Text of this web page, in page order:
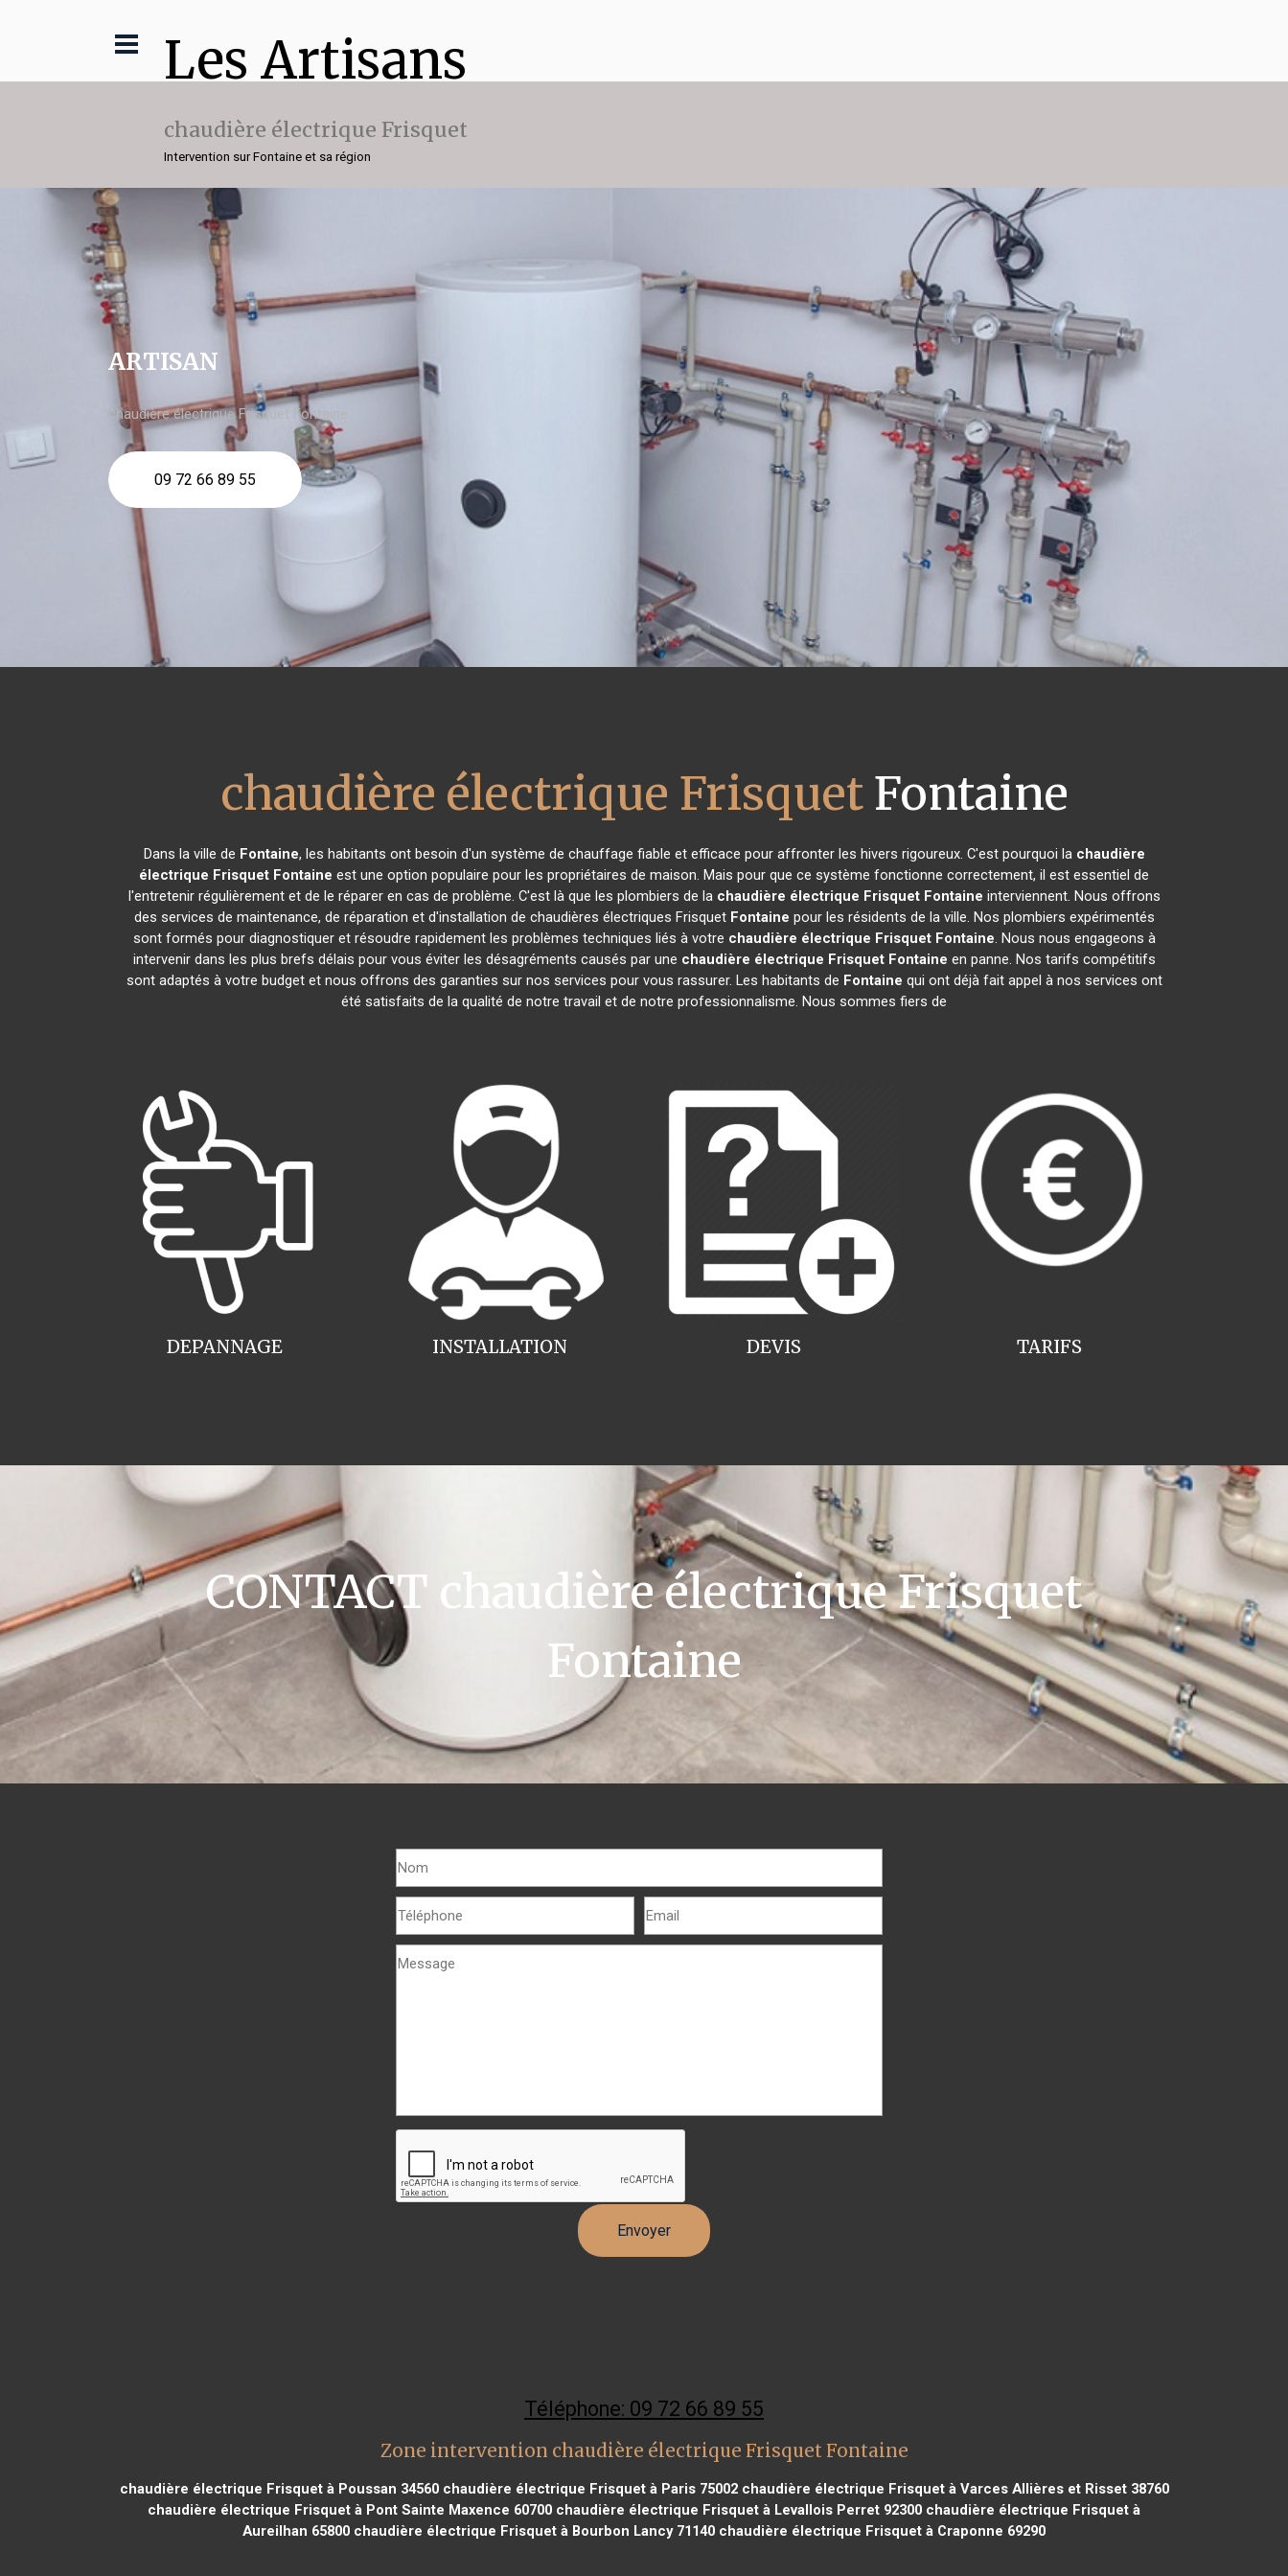
Les Artisans
chaudière électrique Frisquet
Intervention sur Fontaine et sa région
ARTISAN
chaudière électrique Frisquet Fontaine
09 72 66 89 55
chaudière électrique FrisquetFontaine
Dans la ville de Fontaine, les habitants ont besoin d'un système de chauffage fiable et efficace pour affronter les hivers rigoureux. C'est pourquoi la chaudière
électrique Frisquet Fontaine est une option populaire pour les propriétaires de maison. Mais pour que ce système fonctionne correctement, il est essentiel de
l'entretenir régulièrement et de le réparer en cas de problème. C'est là que les plombiers de la chaudière électrique Frisquet Fontaine interviennent. Nous offrons
des services de maintenance, de réparation et d'installation de chaudières électriques Frisquet Fontaine pour les résidents de la ville. Nos plombiers expérimentés
sont formés pour diagnostiquer et résoudre rapidement les problèmes techniques liés à votre chaudière électrique Frisquet Fontaine. Nous nous engageons à
intervenir dans les plus brefs délais pour vous éviter les désagréments causés par une chaudière électrique Frisquet Fontaine en panne. Nos tarifs compétitifs
sont adaptés à votre budget et nous offrons des garanties sur nos services pour vous rassurer. Les habitants de Fontaine qui ont déjà fait appel à nos services ont
été satisfaits de la qualité de notre travail et de notre professionnalisme. Nous sommes fiers de
INSTALLATION
DEPANNAGE TARIFS
DEVIS
CONTACT chaudière électrique Frisquet
Fontaine
Téléphone: 09 72 66 89 55
Zone intervention chaudière électrique Frisquet Fontaine
chaudière électrique Frisquet à Poussan 34560chaudière électrique Frisquet à Paris 75002chaudière électrique Frisquet à Varces Allières et Risset 38760
chaudière électrique Frisquet à Pont Sainte Maxence 60700 chaudière électrique Frisquet à Levallois Perret 92300 chaudière électrique Frisquet à
Aureilhan 65800 chaudière électrique Frisquet à Bourbon Lancy 71140 chaudière électrique Frisquet à Craponne 69290